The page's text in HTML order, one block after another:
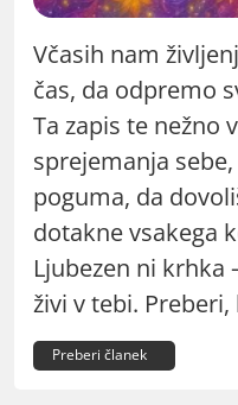
Včasih nam
čas, da odpremo
Ta zapis te nežno
sprejemanja
poguma, da
dotakne vsakega
Ljubezen ni krhka
živi v tebi.
Preberi članek